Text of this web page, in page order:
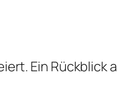
Ein Rückblick